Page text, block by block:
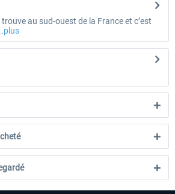
au sud-ouest de la France et c’est
plus